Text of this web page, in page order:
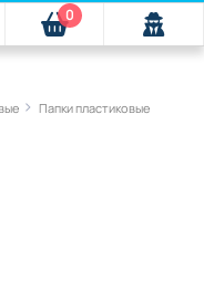
0
Папки пластиковые